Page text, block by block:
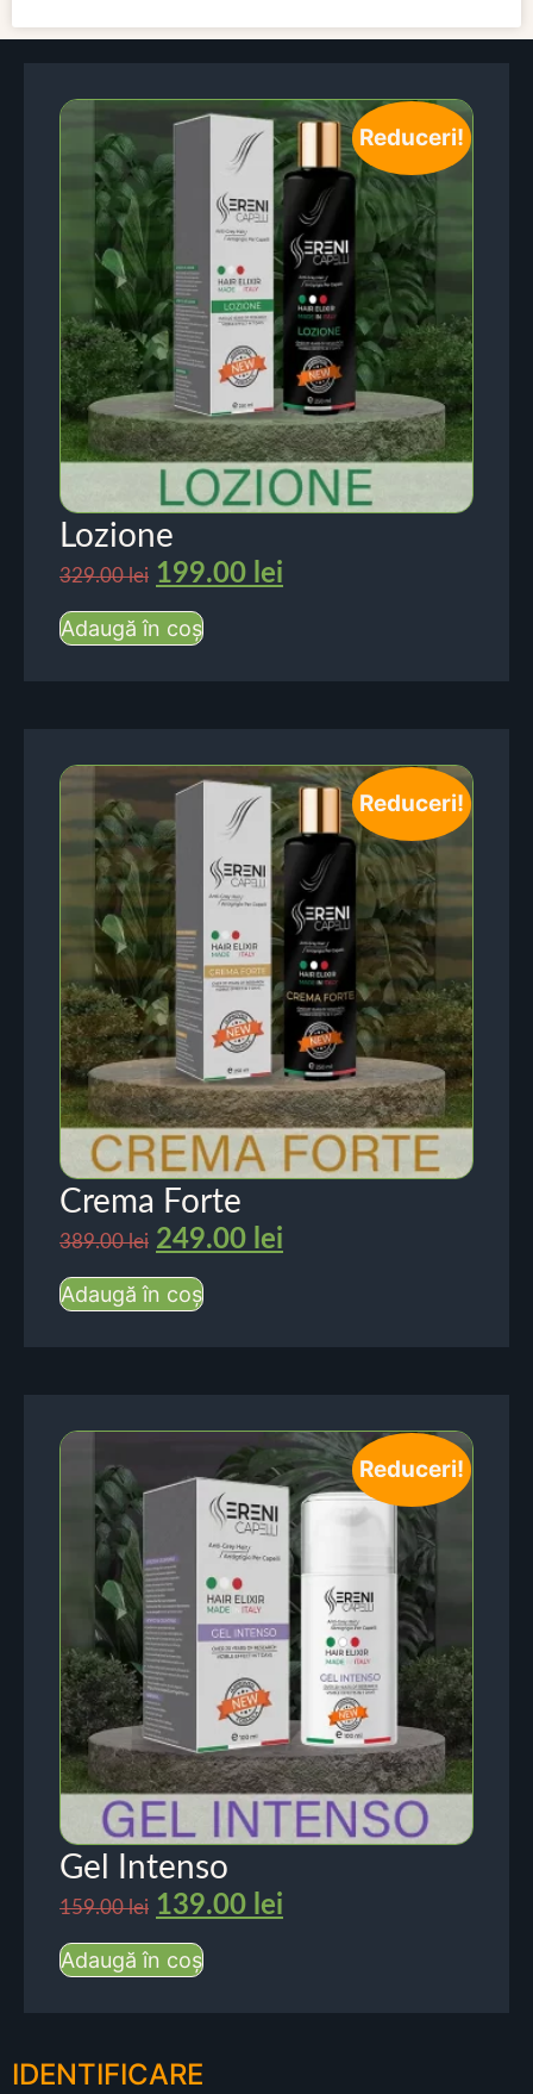
Reduceri!
Lozione
329.00lei 199.00 lei
Adaugă în coș
Reduceri!
Crema Forte
389.00lei 249.00 lei
Adaugă în coș
Reduceri!
Gel Intenso
159.00lei 139.00 lei
Adaugă în coș
IDENTIFICARE